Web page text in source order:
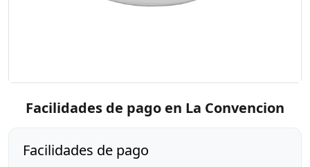
Facilidades de pago en La Convencion
Facilidades de pago